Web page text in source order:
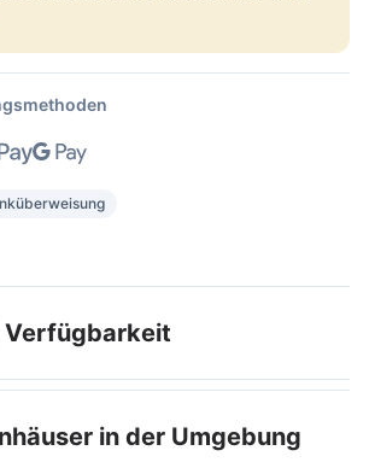
Verfügbarkeit
in der Umgebung